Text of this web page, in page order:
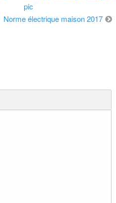
pic
Norme électrique maison 2017